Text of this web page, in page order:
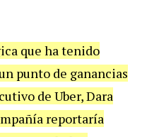
que ha tenido
punto de ganancias
de Uber, Dara
reportaría